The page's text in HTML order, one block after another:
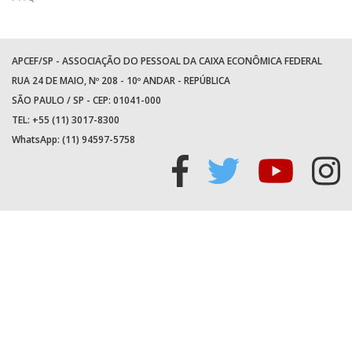
APCEF/SP - ASSOCIAÇÃO DO PESSOAL DA CAIXA ECONÔMICA FEDERAL
RUA 24 DE MAIO, Nº 208 - 10º ANDAR - REPÚBLICA
SÃO PAULO / SP - CEP: 01041-000
TEL: +55 (11) 3017-8300
WhatsApp: (11) 94597-5758
Acessar
Acessar